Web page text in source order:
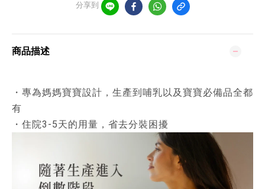
分享到
商品描述
・專為媽媽寶寶設計，生產到哺乳以及寶寶必備品全都
有
・住院3-5天的用量，省去分裝困擾